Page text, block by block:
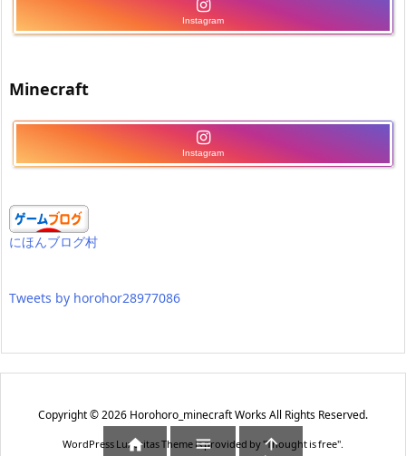
Instagram
Minecraft
Instagram
にほんブログ村
Tweets by horohor28977086
Copyright ©2026 Horohoro_minecraft WorksAll Rights Reserved.
WordPress Luxeritas Theme is provided by "Thought is free".
  